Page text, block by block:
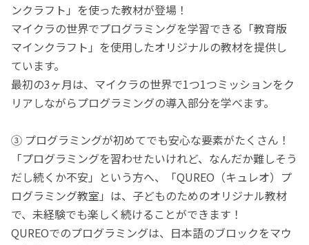
ンクラフト」を使った教材が登場！
マイクラの世界でプログラミングを学習できる「教育版
マインクラフト」を使用したオリジナルの教材を提供し
ています。
最初の3ヶ月は、マイクラの世界で1つ1つミッションをク
リアしながらプログラミングの導入部分を学べます。
③ プログラミングが初めてでも安心な要素がたくさん！
「プログラミングを習わせたいけれど、なんだか難しそう
だし続くか不安」という方へ、「QUREO（キュレオ）プ
ログラミング教室」は、子どものためのオリジナル教材
で、未経験でも楽しく続けることができます！
QUREOでのプログラミングは、日本語のブロックをマウ